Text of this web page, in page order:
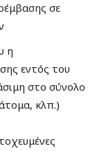
σε
η
εντός του
στο σύνολο
κλπ.)